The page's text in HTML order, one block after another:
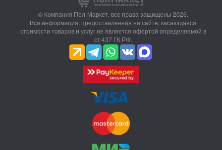
© Компания Пол-Маркет, все права защищены 2026.
Вся информация, предоставленная на сайте, касающаяся
стоимости товаров и услуг не является офертой определяемой в
ст.437 ГК РФ.